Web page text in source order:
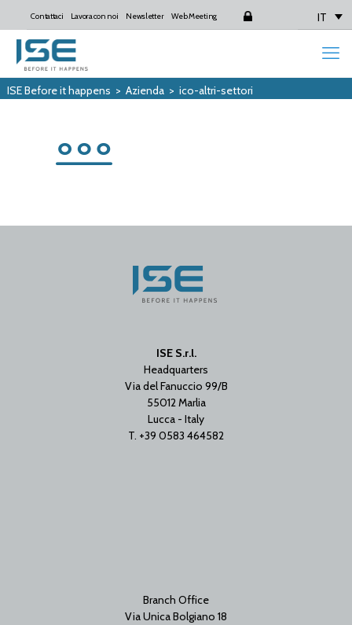
Contattaci Lavora con noi Newsletter Web Meeting IT
ISE Before it happens > Azienda> ico-altri-settori
ISE S.r.l.
Headquarters
Via del Fanuccio 99/B
55012 Marlia
Lucca - Italy
T. +39 0583 464582
Branch Office
Via Unica Bolgiano 18